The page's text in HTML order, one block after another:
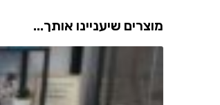
מוצרים שיעניינו אותך...